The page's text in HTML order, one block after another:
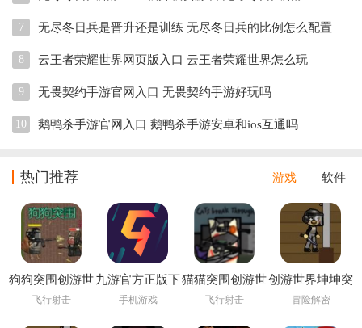
7 无尽冬日兵是晋升还是训练 无尽冬日兵的比例怎么配置
8 云王者荣耀世界网页版入口 云王者荣耀世界怎么玩
9 无畏契约手游官网入口 无畏契约手游好玩吗
10 鹅鸭杀手游官网入口 鹅鸭杀手游安卓和ios互通吗
热门推荐 游戏 软件
狗狗突围创游世
界
飞行射击
九游官方正版下
载
手机游戏
猫猫突围创游世
界
飞行射击
创游世界坤坤突
围小游戏
冒险解密